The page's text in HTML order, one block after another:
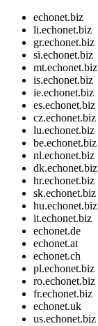
echonet.biz
li.echonet.biz
gr.echonet.biz
si.echonet.biz
mt.echonet.biz
is.echonet.biz
ie.echonet.biz
es.echonet.biz
cz.echonet.biz
lu.echonet.biz
be.echonet.biz
nl.echonet.biz
dk.echonet.biz
hr.echonet.biz
sk.echonet.biz
hu.echonet.biz
it.echonet.biz
echonet.de
echonet.at
echonet.ch
pl.echonet.biz
ro.echonet.biz
fr.echonet.biz
echonet.uk
us.echonet.biz